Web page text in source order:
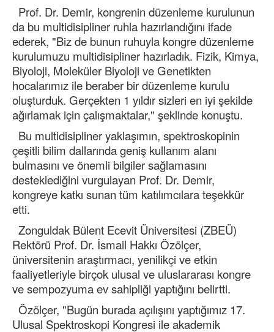
Prof. Dr. Demir, kongrenin düzenleme kurulunun
da bu multidisipliner ruhla hazırlandığını ifade
ederek, "Biz de bunun ruhuyla kongre düzenleme
kurulumuzu multidisipliner hazırladık. Fizik, Kimya,
Biyoloji, Moleküler Biyoloji ve Genetikten
hocalarımız ile beraber bir düzenleme kurulu
oluşturduk. Gerçekten 1 yıldır sizleri en iyi şekilde
ağırlamak için çalışmaktalar," şeklinde konuştu.
Bu multidisipliner yaklaşımın, spektroskopinin
çeşitli bilim dallarında geniş kullanım alanı
bulmasını ve önemli bilgiler sağlamasını
desteklediğini vurgulayan Prof. Dr. Demir,
kongreye katkı sunan tüm katılımcılara teşekkür
etti.
Zonguldak Bülent Ecevit Üniversitesi (ZBEÜ)
Rektörü Prof. Dr. İsmail Hakkı Özölçer,
üniversitenin araştırmacı, yenilikçi ve etkin
faaliyetleriyle birçok ulusal ve uluslararası kongre
ve sempozyuma ev sahipliği yaptığını belirtti.
Özölçer, "Bugün burada açılışını yaptığımız 17.
Ulusal Spektroskopi Kongresi ile akademik